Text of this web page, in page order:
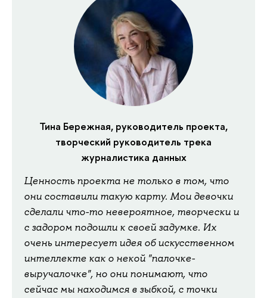
Тина Бережная, руководитель проекта,
творческий руководитель трека
журналистика данных
Ценность проекта не только в том, что
они составили такую карту. Мои девочки
сделали что-то невероятное, творчески и
с задором подошли к своей задумке. Их
очень интересует идея об искусственном
интеллекте как о некой "палочке-
выручалочке", но они понимают, что
сейчас мы находимся в зыбкой, с точки